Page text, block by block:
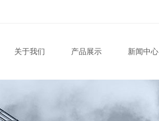
关于我们 产品展示 新闻中心